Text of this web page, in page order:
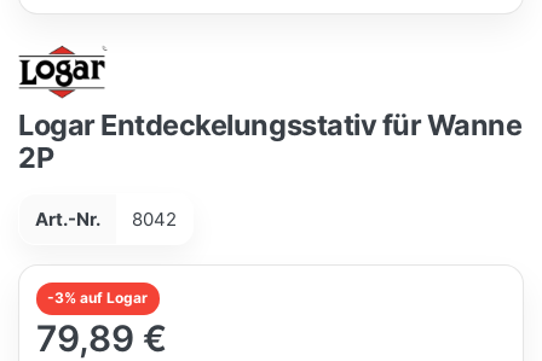
Logar Entdeckelungsstativ für Wanne
2P
Art.-Nr. 8042
-3% auf Logar
79,89 €